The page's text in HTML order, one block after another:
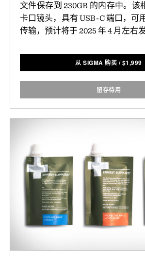
文件保存到 230GB 的内存中。该
卡口镜头，具有 USB-C 端口，可
传输，预计将于 2025 年 4 月左右发
从 SIGMA 购买 /$1,999
留存待用